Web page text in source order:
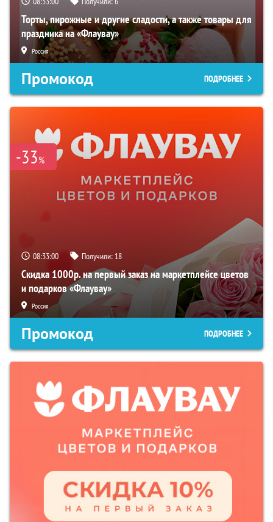
Торты, пирожные и другие сладости, а также товары для
праздника на «Флаувау»
Россия
Промокод ПОДРОБНЕЕ
-33%
08:32:59 Получили: 18
Скидка 1000р. на первый заказ на маркетплейсе цветов
и подарков «Флаувау»
Россия
Промокод ПОДРОБНЕЕ